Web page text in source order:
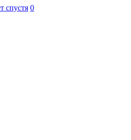
спустя 0